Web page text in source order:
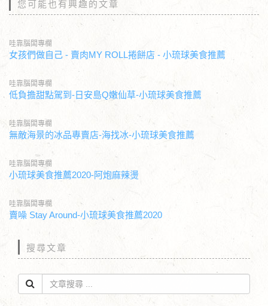
您可能也有興趣的文章
哇靠腦闆專欄
女孩們做自己 - 賣肉MY ROLL捲餅店 - 小琉球美食推薦
哇靠腦闆專欄
低負擔甜點駕到-日安島Q嫩仙草-小琉球美食推薦
哇靠腦闆專欄
無敵海景的冰品專賣店-海找冰-小琉球美食推薦
哇靠腦闆專欄
小琉球美食推薦2020-阿炮麻辣燙
哇靠腦闆專欄
賣噪 Stay Around-小琉球美食推薦2020
搜尋文章